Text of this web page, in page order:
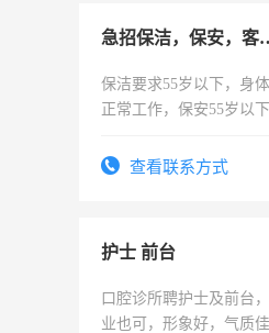
急招保洁，
保洁要求55岁以下，身
正常工作，保安55岁以
录，客服要求45岁以下
查看联系方式
护士 前台
口腔诊所聘护士及前台
业也可，形象好，气质